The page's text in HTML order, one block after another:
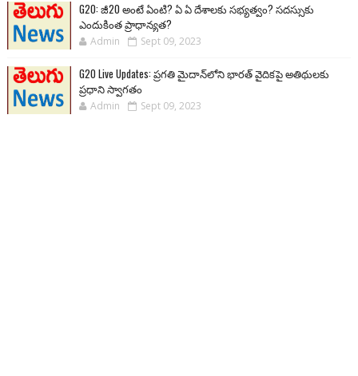
G20: జీ20 అంటే ఏంటి? ఏ ఏ దేశాలకు సభ్యత్వం? సదస్సుకు
ఎందుకింత ప్రాధాన్యత?
Admin Sept 09, 2023
G20 Live Updates: ప్రగతి మైదాన్‌లోని భారత్ వైదికపై అతిథులకు
ప్రధాని స్వాగతం
Admin Sept 09, 2023